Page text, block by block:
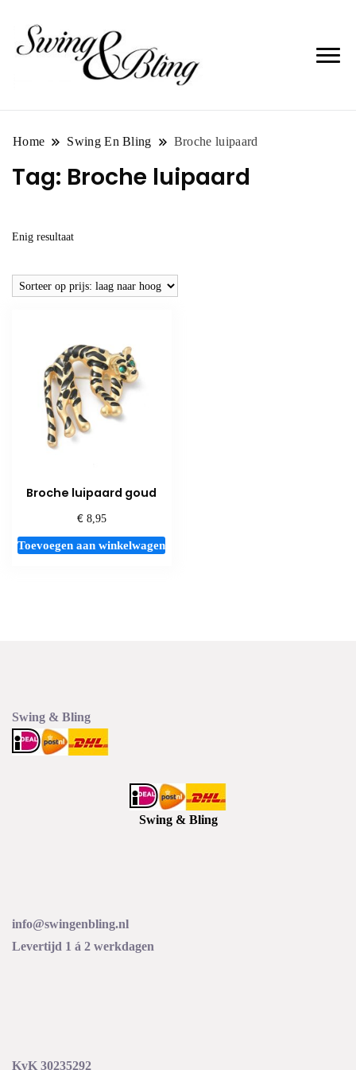
Home Swing En Bling Broche luipaard
Tag: Broche luipaard
Enig resultaat
Broche luipaard goud
€8,95
Toevoegen aan winkelwagen
Swing & Bling
Swing & Bling
info@swingenbling.nl
Levertijd 1 á 2 werkdagen
KvK 30235292